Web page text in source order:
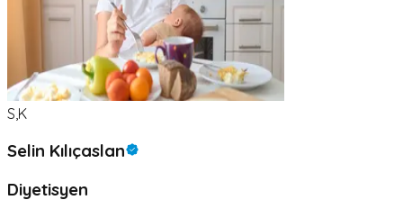
S,K
Selin Kılıçaslan
Diyetisyen